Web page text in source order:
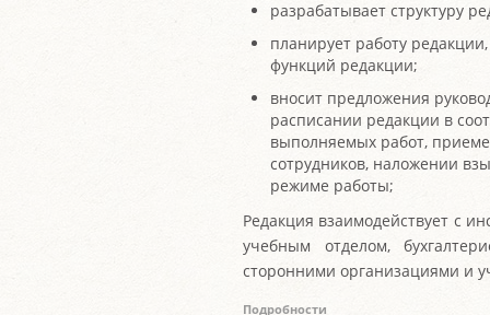
разрабатывает структуру
планирует работу
функций редакции;
вносит предложения
расписании редакции в
выполняемых работ,
сотрудников, наложении
режиме работы;
Редакция взаимодействует с
учебным отделом,
сторонними организациями и
Подробности